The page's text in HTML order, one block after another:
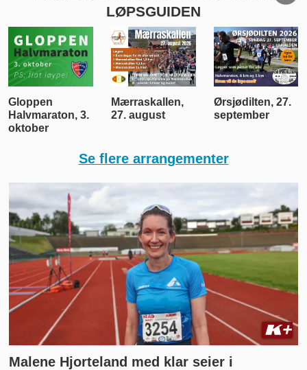
LØPSGUIDEN
Mærraskallen,
27. august
Ørsjødilten, 27.
september
Bergen 5000
challenge, 29.
Se flere arrangementer
Malene Hjorteland med klar seier i